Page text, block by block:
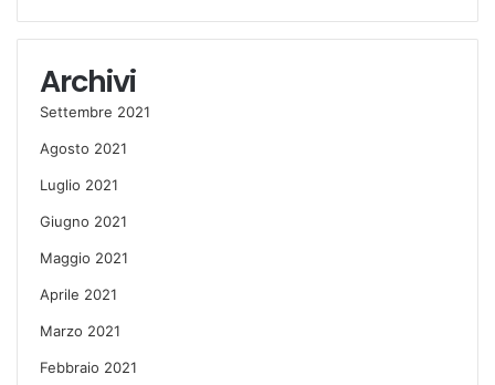
Archivi
Settembre 2021
Agosto 2021
Luglio 2021
Giugno 2021
Maggio 2021
Aprile 2021
Marzo 2021
Febbraio 2021